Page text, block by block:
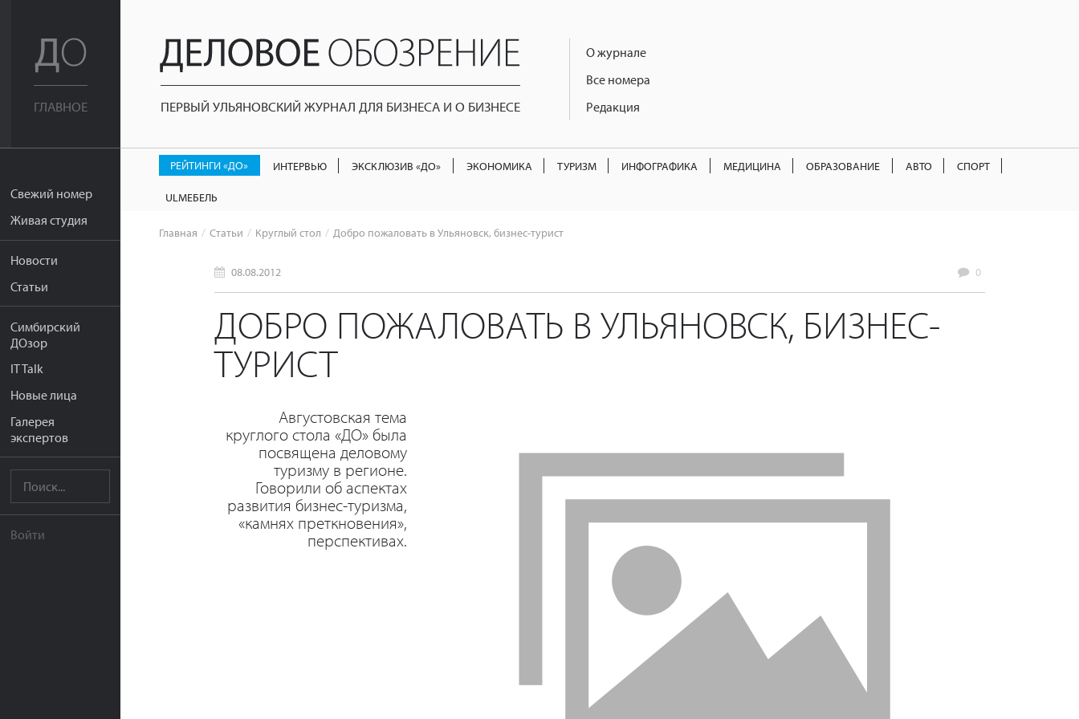
ГЛАВНОЕ
Свежий номер
Живая студия
Новости
Статьи
Симбирский
ДОзор
IT Talk
Новые лица
Галерея
экспертов
Войти
ПЕРВЫЙ УЛЬЯНОВСКИЙ ЖУРНАЛ ДЛЯ БИЗНЕСА И О БИЗНЕСЕ
О журнале
Все номера
Редакция
РЕЙТИНГИ «ДО» ИНТЕРВЬЮ ЭКСКЛЮЗИВ «ДО» ЭКОНОМИКА ТУРИЗМ ИНФОГРАФИКА МЕДИЦИНА ОБРАЗОВАНИЕ АВТО СПОРТ
ULМЕБЕЛЬ
Главная Статьи Круглый стол Добро пожаловать в Ульяновск, бизнес-турист
08.08.2012 0
ДОБРО ПОЖАЛОВАТЬ В УЛЬЯНОВСК, БИЗНЕС-
ТУРИСТ
Августовская тема
круглого стола «ДО» была
посвящена деловому
туризму в регионе.
Говорили об аспектах
развития бизнес-туризма,
«камнях преткновения»,
перспективах.